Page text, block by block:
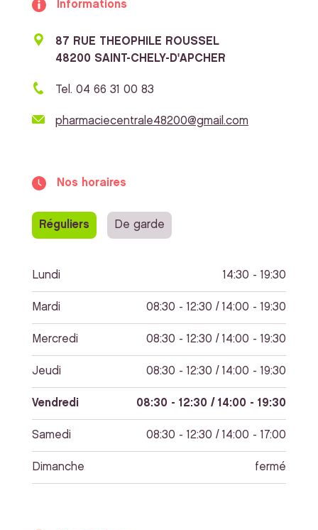
Informations
87 RUE THEOPHILE ROUSSEL
48200 SAINT-CHELY-D'APCHER
Tel. 04 66 31 00 83
pharmaciecentrale48200@gmail.com
Nos horaires
Réguliers De garde
Lundi 14:30 - 19:30
Mardi 08:30 - 12:30 / 14:00 - 19:30
Mercredi 08:30 - 12:30 / 14:00 - 19:30
Jeudi 08:30 - 12:30 / 14:00 - 19:30
Vendredi 08:30 - 12:30 / 14:00 - 19:30
Samedi 08:30 - 12:30 / 14:00 - 17:00
Dimanche fermé